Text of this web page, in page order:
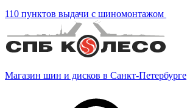
110 пунктов выдачи с шиномонтажом
Магазин шин и дисков в Санкт-Петербурге